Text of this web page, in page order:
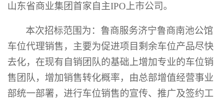
山东省商业集团首家自主IPO 上市公司。
本次招标范围为： 鲁商服务济宁鲁商南池公馆
车位代理销售，主要为促进项目剩余车位产品尽快
去化，在现有自销团队的基础上增加专业的车位销
售团队，增加销售转化概率，由总部增值经营事业
部统一部署，进行车位销售的宣传、推广及签约工